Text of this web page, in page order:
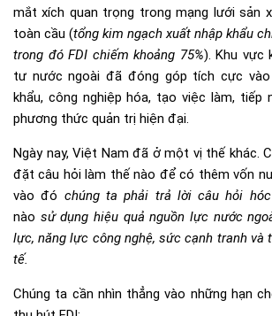
mắt xích quan trọng trong mạng lưới sản
toàn cầu (tổng kim ngạch xuất nhập khẩu
trong đó FDI chiếm khoảng 75%). Khu vực
tư nước ngoài đã đóng góp tích cực
khẩu, công nghiệp hóa, tạo việc làm, tiếp
phương thức quản trị hiện đại.
Ngày nay, Việt Nam đã ở một vị thế khác.
đặt câu hỏi làm thế nào để có thêm vốn
vào đó chúng ta phải trả lời câu hỏi
nào sử dụng hiệu quả nguồn lực nước
lực, năng lực công nghệ, sức cạnh tranh và
tế.
Chúng ta cần nhìn thẳng vào những hạn